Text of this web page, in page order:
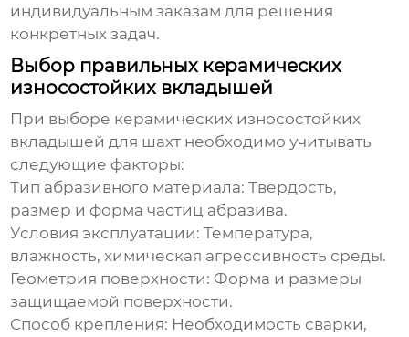
индивидуальным заказам для решения
конкретных задач.
Выбор правильных керамических
износостойких вкладышей
При выборе керамических износостойких
вкладышей для шахт необходимо учитывать
следующие факторы:
Тип абразивного материала: Твердость,
размер и форма частиц абразива.
Условия эксплуатации: Температура,
влажность, химическая агрессивность среды.
Геометрия поверхности: Форма и размеры
защищаемой поверхности.
Способ крепления: Необходимость сварки,